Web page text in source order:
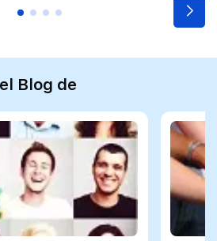
Blog de